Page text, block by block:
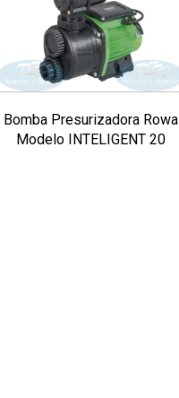
Bomba Presurizadora Rowa
Modelo INTELIGENT 20